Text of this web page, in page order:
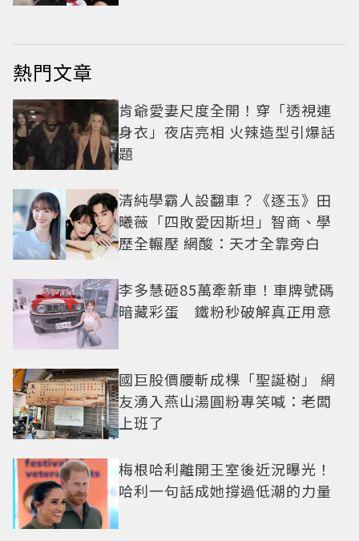
熱門文章
肯爺愛妻尺度全開！穿「透視連
身衣」夜店亮相 火辣造型引爆話
題
清純學霸人設翻車？《逐玉》田
曦薇「四敗愛因斯坦」智商、學
歷全輾壓 網酸：天才全靠旁白
李多慧砸85萬牽新車！車牌號碼
暗藏彩蛋 鐵粉秒破解真正用意
國巨股價腰斬成棵「聖誕樹」 網
友湧入燕山湯圓粉專笑喊：老闆
上班了
梅根哈利離開王室後近況曝光！
哈利一句話成她撐過低潮的力量